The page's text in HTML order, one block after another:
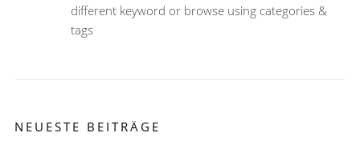
different keyword or browse using categories &
tags
NEUESTE BEITRÄGE